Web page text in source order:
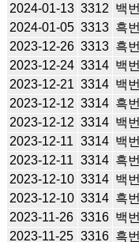
2024-01-13 3312 백번
2024-01-05 3313 흑번
2023-12-26 3313 흑번
2023-12-24 3314 백번
2023-12-21 3314 백번
2023-12-12 3314 흑번
2023-12-12 3314 백번
2023-12-11 3314 백번
2023-12-11 3314 흑번
2023-12-10 3314 백번
2023-12-10 3314 흑번
2023-11-26 3316 백번
2023-11-25 3316 흑번